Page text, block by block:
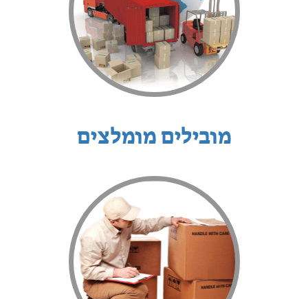
מובילים מומלצים